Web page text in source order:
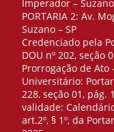
Imperador – Suzano
PORTARIA 2: Av.
Suzano – SP
Credenciado pela
DOU nº 202, seção
Prorrogação de Ato
Universitário:
228, seção 01, pág.
validade:
art.2º, § 1º, da